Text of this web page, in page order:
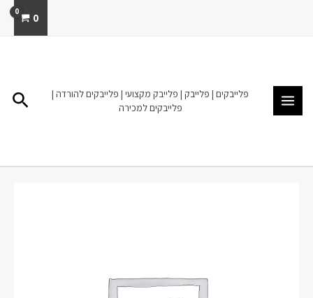
0
פלייבקים | פלייבק | פלייבק מקצועי | פלייבקים להורדה |
פלייבקים למכירה